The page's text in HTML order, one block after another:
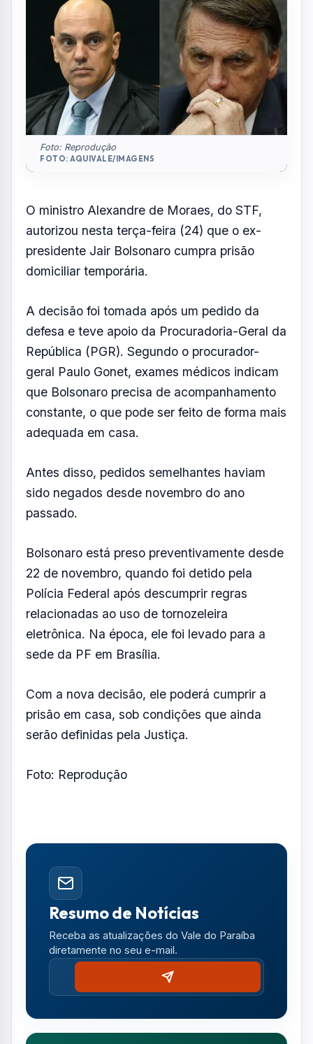
Foto: Reprodução
FOTO: AQUIVALE/IMAGENS
O ministro Alexandre de Moraes, do STF,
autorizou nesta terça-feira (24) que o ex-
presidente Jair Bolsonaro cumpra prisão
domiciliar temporária.
A decisão foi tomada após um pedido da
defesa e teve apoio da Procuradoria-Geral da
República (PGR). Segundo o procurador-
geral Paulo Gonet, exames médicos indicam
que Bolsonaro precisa de acompanhamento
constante, o que pode ser feito de forma mais
adequada em casa.
Antes disso, pedidos semelhantes haviam
sido negados desde novembro do ano
passado.
Bolsonaro está preso preventivamente desde
22 de novembro, quando foi detido pela
Polícia Federal após descumprir regras
relacionadas ao uso de tornozeleira
eletrônica. Na época, ele foi levado para a
sede da PF em Brasília.
Com a nova decisão, ele poderá cumprir a
prisão em casa, sob condições que ainda
serão definidas pela Justiça.
Foto: Reprodução
Resumo de Notícias
Receba as atualizações do Vale do Paraíba
diretamente no seu e-mail.